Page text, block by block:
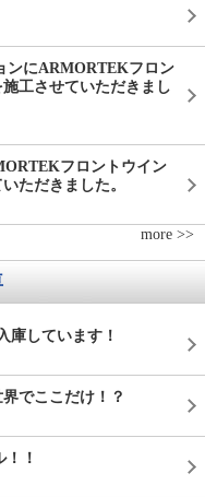
ンにARMORTEKフロン
工させていただきまし
フロントウイン
ただきました。
more >>
庫しています！
でここだけ！？
！